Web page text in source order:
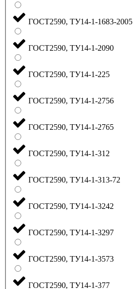
ГОСТ2590, ТУ14-1-1683-2005
ГОСТ2590, ТУ14-1-2090
ГОСТ2590, ТУ14-1-225
ГОСТ2590, ТУ14-1-2756
ГОСТ2590, ТУ14-1-2765
ГОСТ2590, ТУ14-1-312
ГОСТ2590, ТУ14-1-313-72
ГОСТ2590, ТУ14-1-3242
ГОСТ2590, ТУ14-1-3297
ГОСТ2590, ТУ14-1-3573
ГОСТ2590, ТУ14-1-377